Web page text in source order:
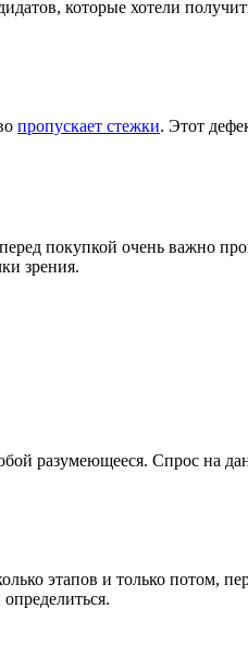
которые хотели
пропускает стежки. Этот
покупкой очень важно
зрения.
разумеющееся. Спрос на
этапов и только потом,